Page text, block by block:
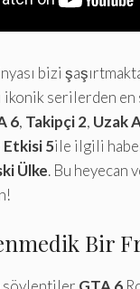
bizi
ikonik serilerden en
6, Takipçi 2, Uzak
5ile ilgili
Ülke. Bu heyecan
Bir